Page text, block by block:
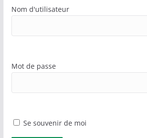
Nom d'utilisateur
Mot de passe
Se souvenir de moi